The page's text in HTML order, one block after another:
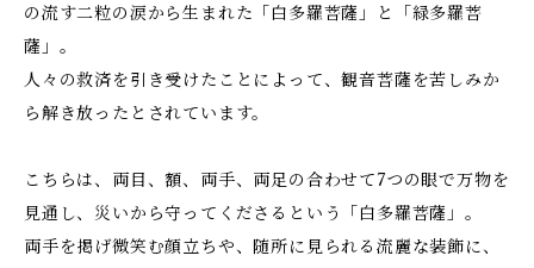
の流す二粒の涙から生まれた「白多羅菩薩」と「緑多羅菩
薩」。
人々の救済を引き受けたことによって、観音菩薩を苦しみか
ら解き放ったとされています。
こちらは、両目、額、両手、両足の合わせて7つの眼で万物を
見通し、災いから守ってくださるという「白多羅菩薩」。
両手を掲げ微笑む顔立ちや、随所に見られる流麗な装飾に、